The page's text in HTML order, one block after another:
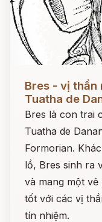
Bres - vị thần
Tuatha de
Bres là con trai
Tuatha de
Formorian.
lồ, Bres sinh ra
và mang một
tốt với các vị
tín nhiệm.